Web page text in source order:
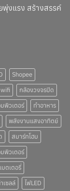
พุ่งแรง สร้างสรรค์
Shopee
wifi
กล้องวงจรปิด
พิวเตอร์
ทำอาหาร
พลังงานแสงอาทิตย์
สมาร์ทโฮม
พิวเตอร์
บตเตอรี่
เซลล์ ไฟLED